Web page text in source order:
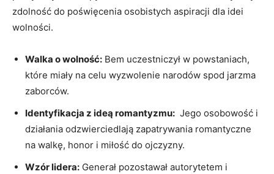
zdolność do poświęcenia osobistych aspiracji dla idei⁢
wolności.
Walka o wolność: Bem uczestniczył w powstaniach,
które​ miały na ‍celu wyzwolenie narodów spod jarzma
zaborców.
Identyfikacja z ideą romantyzmu: ​ Jego osobowość i
działania odzwierciedlają‌ zapatrywania ⁢romantyczne
na walkę, honor i miłość do ojczyzny.
Wzór lidera: Generał pozostawał autorytetem i